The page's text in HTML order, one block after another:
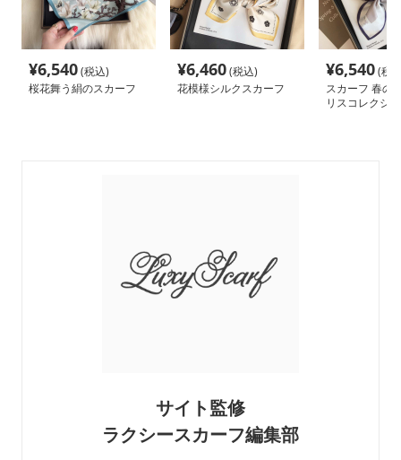
¥6,540(税込)
桜花舞う絹のスカーフ
¥6,460(税込)
花模様シルクスカーフ
¥6,540(税
スカーフ 春の
リスコレクシ
サイト監修
ラクシースカーフ編集部